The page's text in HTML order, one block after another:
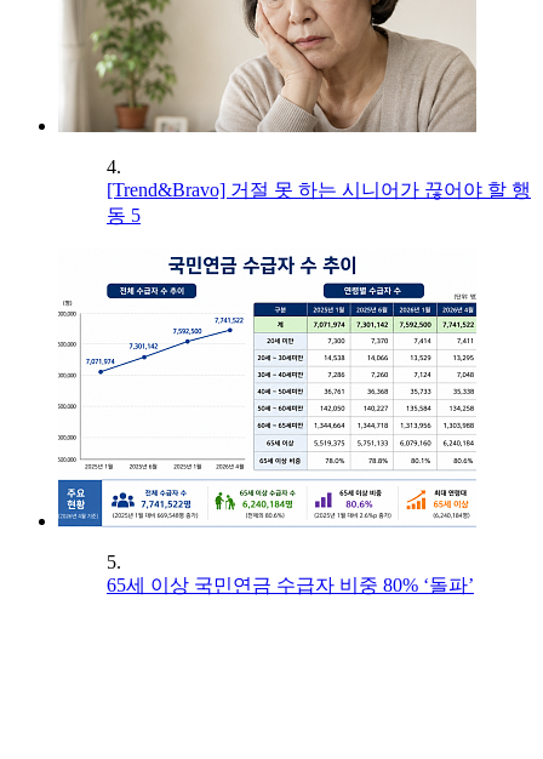
4.
[Trend&Bravo] 거절 못 하는 시니어가 끊어야 할 행
동 5
5.
65세 이상 국민연금 수급자 비중 80% ‘돌파’